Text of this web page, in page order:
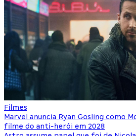
Filmes
Marvel anuncia Ryan Gosling como
filme do anti-herói em 2028